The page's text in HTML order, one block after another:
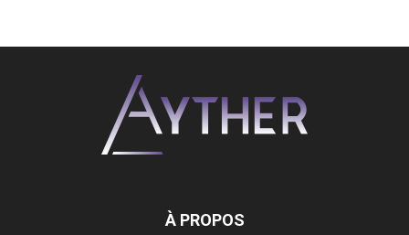
À PROPOS